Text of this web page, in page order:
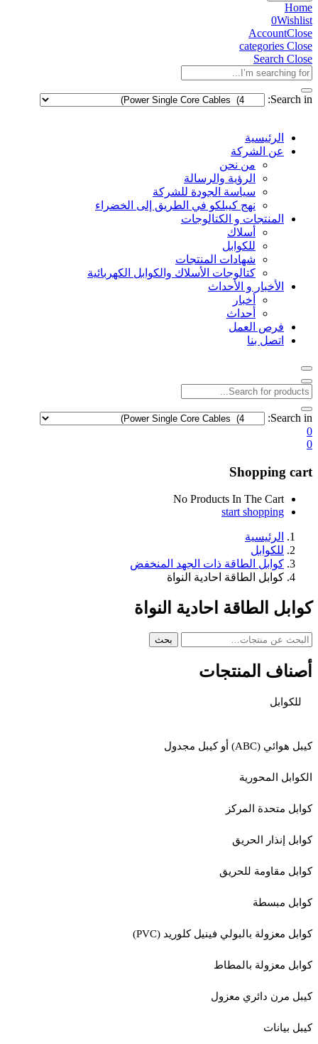
Home
0Wishlist
AccountClose
categories Close
Search Close
Search in:
الرئيسية
عن الشركة
من نحن
الرؤية والرسالة
سياسة الجودة للشركة
نهج كيبلكو في الطريق إلى الخضراء
المنتجات و الكتالوجات
أسلاك
للكوابل
شهادات المنتجات
كتالوجات الأسلاك والكوابل الكهربائية
الأخبار و الأحداث
أخبار
أحداث
فرص العمل
اتصل بنا
Search in:
0
0
Shopping cart
No Products In The Cart
start shopping
الرئيسية
للكوابل
كوابل الطاقة ذات الجهد المنخفض
كوابل الطاقة احادية النواة
كوابل الطاقة احادية النواة
البحث
بحث
أصناف المنتجات
للكوابل
كيبل هوائي (ABC) أو كيبل مجدول
الكوابل المحورية
كوابل متحدة المركز
كوابل إنذار الحريق
كوابل مقاومة للحريق
كوابل مبسطة
كوابل معزولة بالبولي فينيل كلوريد (PVC)
كوابل معزولة بالمطاط
كيبل مرن دائري معزول
كيبل بيانات